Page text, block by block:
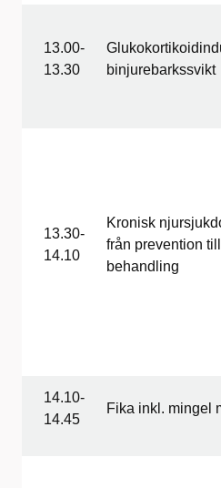
13.00-
13.30
binjurebarkssvikt
13.30-
14.10
Kronisk
från prevention till
behandling
14.10-
14.45
Fika inkl. mingel